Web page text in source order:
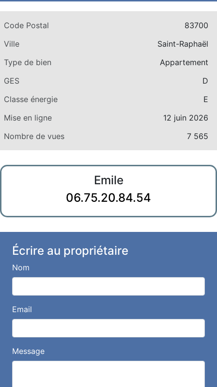
Code Postal
83700
Ville
Saint-Raphaël
Type de bien
Appartement
GES
D
Classe énergie
E
Mise en ligne
12 juin 2026
Nombre de vues
7 565
Emile
06.75.20.84.54
Écrire au propriétaire
Nom
Email
Message